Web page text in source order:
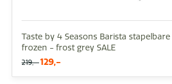
Taste by 4 Seasons Barista stapelbare
frozen - frost grey SALE
219,- 129,-